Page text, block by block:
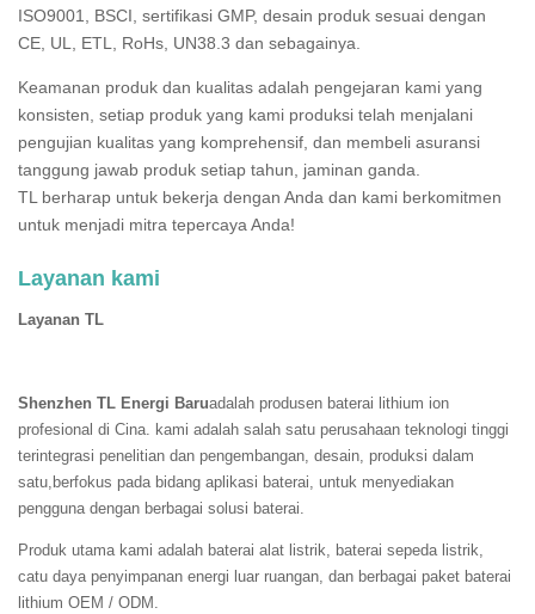
ISO9001, BSCI, sertifikasi GMP, desain produk sesuai dengan
CE, UL, ETL, RoHs, UN38.3 dan sebagainya.
Keamanan produk dan kualitas adalah pengejaran kami yang
konsisten, setiap produk yang kami produksi telah menjalani
pengujian kualitas yang komprehensif, dan membeli asuransi
tanggung jawab produk setiap tahun, jaminan ganda.
TL berharap untuk bekerja dengan Anda dan kami berkomitmen
untuk menjadi mitra tepercaya Anda!
Layanan kami
Layanan TL
Shenzhen TL Energi Baruadalah produsen baterai lithium ion
profesional di Cina. kami adalah salah satu perusahaan teknologi tinggi
terintegrasi penelitian dan pengembangan, desain, produksi dalam
satu,berfokus pada bidang aplikasi baterai, untuk menyediakan
pengguna dengan berbagai solusi baterai.
Produk utama kami adalah baterai alat listrik, baterai sepeda listrik,
catu daya penyimpanan energi luar ruangan, dan berbagai paket baterai
lithium OEM / ODM.